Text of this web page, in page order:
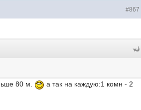
#867
80 м.
а так на каждую:1 комн - 2